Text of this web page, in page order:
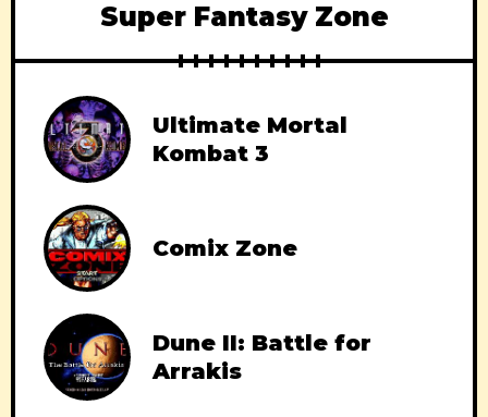
Super Fantasy Zone
Ultimate Mortal
Kombat 3
Comix Zone
Dune II: Battle for
Arrakis